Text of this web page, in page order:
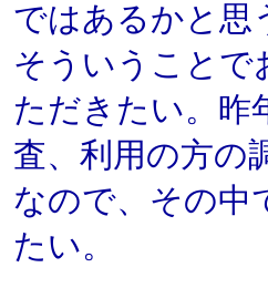
ではあるかと思
そういうことで
ただきたい。昨
査、利用の方の
なので、その中
たい。